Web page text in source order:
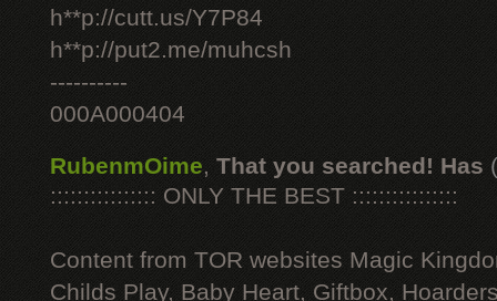
h**p://cutt.us/Y7P84
h**p://put2.me/muhcsh
----------
000A000404
RubenmOime, That you searched! Has
:::::::::::::::: ONLY THE BEST ::::::::::::::::
Content from TOR websites Magic
Childs Play, Baby Heart, Giftbox,